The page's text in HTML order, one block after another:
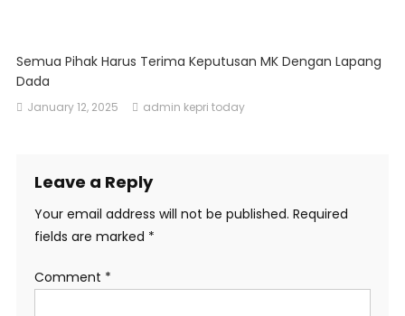
Semua Pihak Harus Terima Keputusan MK Dengan Lapang
Dada
January 12, 2025 admin kepri today
Leave a Reply
Your email address will not be published. Required
fields are marked *
Comment *